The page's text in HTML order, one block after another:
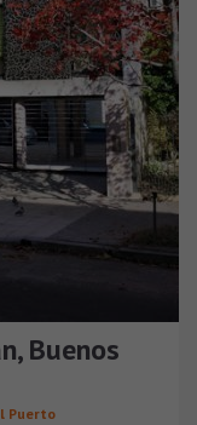
Buenos
Puerto